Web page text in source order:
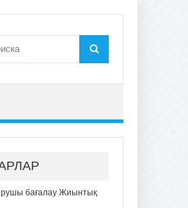
бағалау Жиынтық